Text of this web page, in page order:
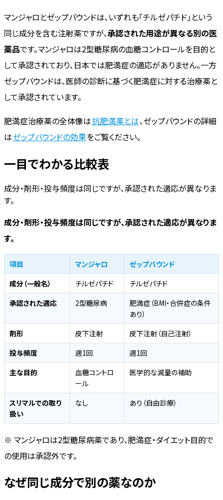
マンジャロとゼップバウンドは、いずれも「チルゼパチド」という
同じ成分を含む注射薬ですが、承認された用途が異なる別の医
薬品です。マンジャロは2型糖尿病の血糖コントロールを目的と
して承認されており、日本では肥満症の適応がありません。一方
ゼップバウンドは、医師の診断に基づく肥満症に対する治療薬と
して承認されています。
肥満症治療薬の全体像は抗肥満薬とは、ゼップバウンドの詳細
はゼップバウンドの効果をご覧ください。
一目でわかる比較表
成分・剤形・投与頻度は同じですが、承認された適応が異なりま
す。
成分・剤形・投与頻度は同じですが、承認された適応が異なりま
す。
項目 マンジャロ
ゼップバウンド
成分（一般名）
チルゼパチド
チルゼパチド
承認された適応
2型糖尿病
肥満症（BMI・合併症の条件
あり）
剤形
皮下注射
皮下注射（自己注射）
投与頻度
週1回
週1回
主な目的
血糖コントロ
ール
医学的な減量の補助
スリマルでの取り
扱い
なし あり（自由診療）
※ マンジャロは2型糖尿病薬であり、肥満症・ダイエット目的で
の使用は承認外です。
なぜ同じ成分で別の薬なのか